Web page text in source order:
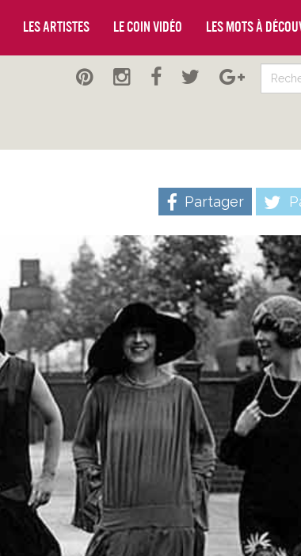
Les artistes Le coin vidéo Les mots à
Partager